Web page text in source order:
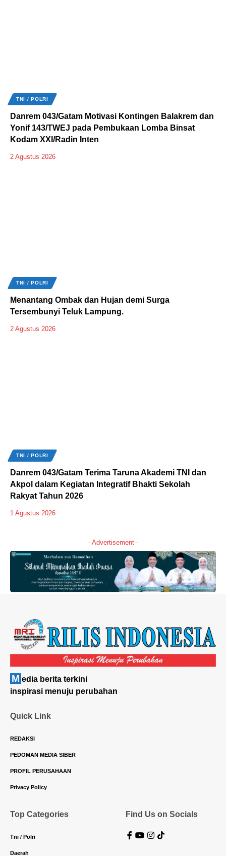
TNI / POLRI
Danrem 043/Gatam Motivasi Kontingen Balakrem dan
Yonif 143/TWEJ pada Pembukaan Lomba Binsat
Kodam XXI/Radin Inten
2 Agustus 2026
TNI / POLRI
Menantang Ombak dan Hujan demi Surga
Tersembunyi Teluk Lampung.
2 Agustus 2026
TNI / POLRI
Danrem 043/Gatam Terima Taruna Akademi TNI dan
Akpol dalam Kegiatan Integratif Bhakti Sekolah
Rakyat Tahun 2026
1 Agustus 2026
- Advertisement -
M edia berita terkini
inspirasi menuju perubahan
Quick Link
REDAKSI
PEDOMAN MEDIA SIBER
PROFIL PERUSAHAAN
Privacy Policy
Top Categories
Tni / Polri
Daerah
Find Us on Socials